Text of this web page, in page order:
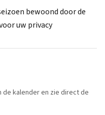
bewoond door de
uw privacy
de kalender en zie direct de